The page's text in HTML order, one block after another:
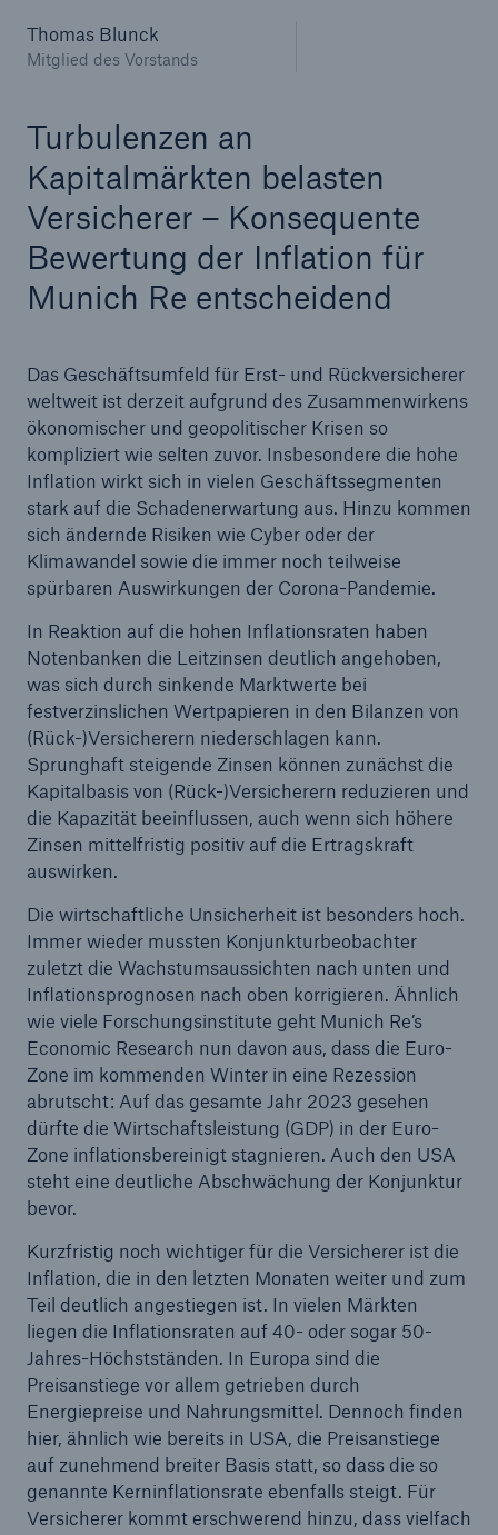
Thomas Blunck
Mitglied des Vorstands
Turbulenzen an
Kapitalmärkten belasten
Versicherer – Konsequente
Bewertung der Inflation für
Munich Re entscheidend
Das Geschäftsumfeld für Erst- und Rückversicherer
weltweit ist derzeit aufgrund des Zusammenwirkens
ökonomischer und geopolitischer Krisen so
kompliziert wie selten zuvor. Insbesondere die hohe
Inflation wirkt sich in vielen Geschäftssegmenten
stark auf die Schadenerwartung aus. Hinzu kommen
sich ändernde Risiken wie Cyber oder der
Klimawandel sowie die immer noch teilweise
spürbaren Auswirkungen der Corona-Pandemie.
In Reaktion auf die hohen Inflationsraten haben
Notenbanken die Leitzinsen deutlich angehoben,
was sich durch sinkende Marktwerte bei
festverzinslichen Wertpapieren in den Bilanzen von
(Rück-)Versicherern niederschlagen kann.
Sprunghaft steigende Zinsen können zunächst die
Kapitalbasis von (Rück-)Versicherern reduzieren und
die Kapazität beeinflussen, auch wenn sich höhere
Zinsen mittelfristig positiv auf die Ertragskraft
auswirken.
Die wirtschaftliche Unsicherheit ist besonders hoch.
Immer wieder mussten Konjunkturbeobachter
zuletzt die Wachstumsaussichten nach unten und
Inflationsprognosen nach oben korrigieren. Ähnlich
wie viele Forschungsinstitute geht Munich Re’s
Economic Research nun davon aus, dass die Euro-
Zone im kommenden Winter in eine Rezession
abrutscht: Auf das gesamte Jahr 2023 gesehen
dürfte die Wirtschaftsleistung (GDP) in der Euro-
Zone inflationsbereinigt stagnieren. Auch den USA
steht eine deutliche Abschwächung der Konjunktur
bevor.
Kurzfristig noch wichtiger für die Versicherer ist die
Inflation, die in den letzten Monaten weiter und zum
Teil deutlich angestiegen ist. In vielen Märkten
liegen die Inflationsraten auf 40- oder sogar 50-
Jahres-Höchstständen. In Europa sind die
Preisanstiege vor allem getrieben durch
Energiepreise und Nahrungsmittel. Dennoch finden
hier, ähnlich wie bereits in USA, die Preisanstiege
auf zunehmend breiter Basis statt, so dass die so
genannte Kerninflationsrate ebenfalls steigt. Für
Versicherer kommt erschwerend hinzu, dass vielfach
CLARA reduziert die Wartezeit bis zur
Leistungsentscheidung in der BU-
Versicherung bis zu
50 %
Cyber
Geschätzte globale wirtschaftliche Kosten der
Internetkriminalität
600 bn
US Dollar im Jahr 2018
Rückversicherung Leben/Gesundheit
MIRA Digital Suite